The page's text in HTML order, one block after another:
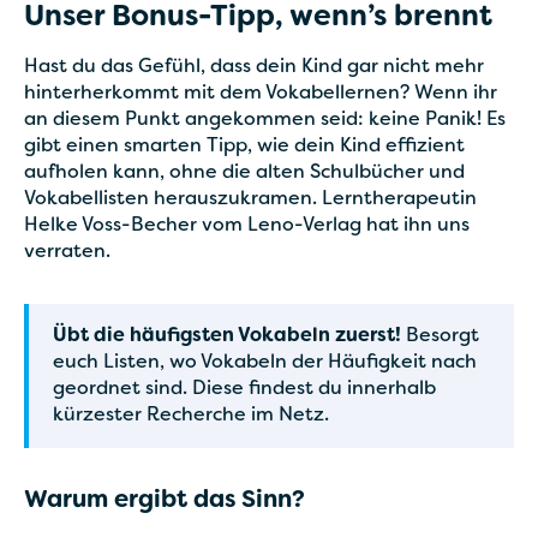
Unser Bonus-Tipp, wenn’s brennt
Hast du das Gefühl, dass dein Kind gar nicht mehr
hinterherkommt mit dem Vokabellernen? Wenn ihr
an diesem Punkt angekommen seid: keine Panik! Es
gibt einen smarten Tipp, wie dein Kind effizient
aufholen kann, ohne die alten Schulbücher und
Vokabellisten herauszukramen. Lerntherapeutin
Helke Voss-Becher vom Leno-Verlag hat ihn uns
verraten.
Übt die häufigsten Vokabeln zuerst! Besorgt
euch Listen, wo Vokabeln der Häufigkeit nach
geordnet sind. Diese findest du innerhalb
kürzester Recherche im Netz.
Warum ergibt das Sinn?